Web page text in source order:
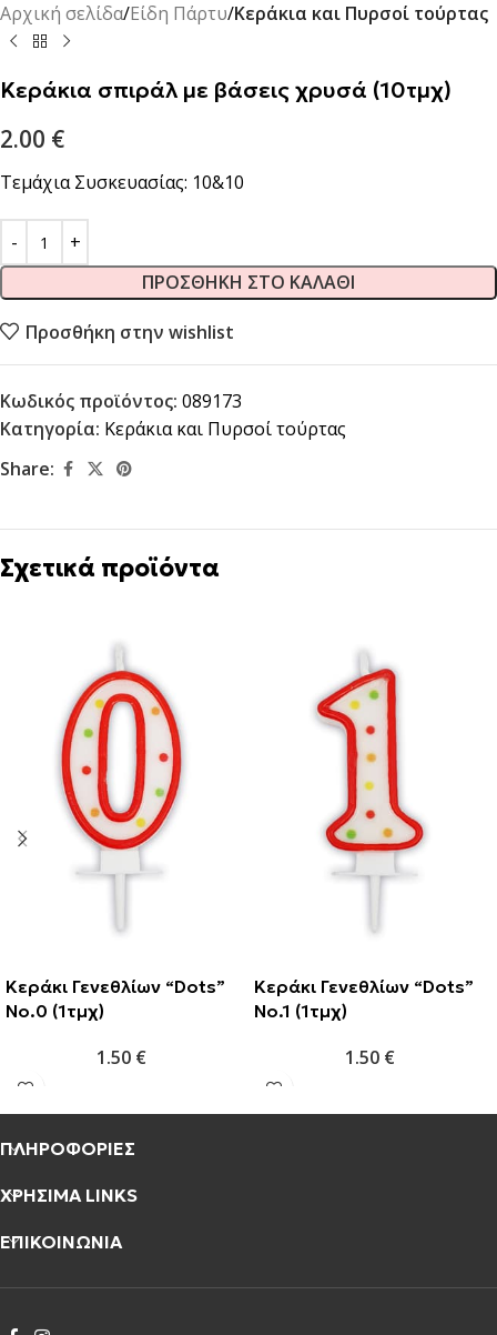
Αρχική σελίδα Είδη Πάρτυ Κεράκια και Πυρσοί τούρτας
Κεράκια σπιράλ με βάσεις χρυσά (10τμχ)
2.00 €
Τεμάχια Συσκευασίας: 10&10
ΠΡΟΣΘΉΚΗ ΣΤΟ ΚΑΛΆΘΙ
Προσθήκη στην wishlist
Κωδικός προϊόντος: 089173
Κατηγορία: Κεράκια και Πυρσοί τούρτας
Share:
Σχετικά προϊόντα
Κεράκι Γενεθλίων “Dots”
No.0 (1τμχ)
1.50 €
Κεράκι Γενεθλίων “Dots”
No.1 (1τμχ)
1.50 €
ΠΛΗΡΟΦΟΡΙΕΣ
ΧΡΗΣΙΜΑ LINKS
ΕΠΙΚΟΙΝΩΝΙΑ